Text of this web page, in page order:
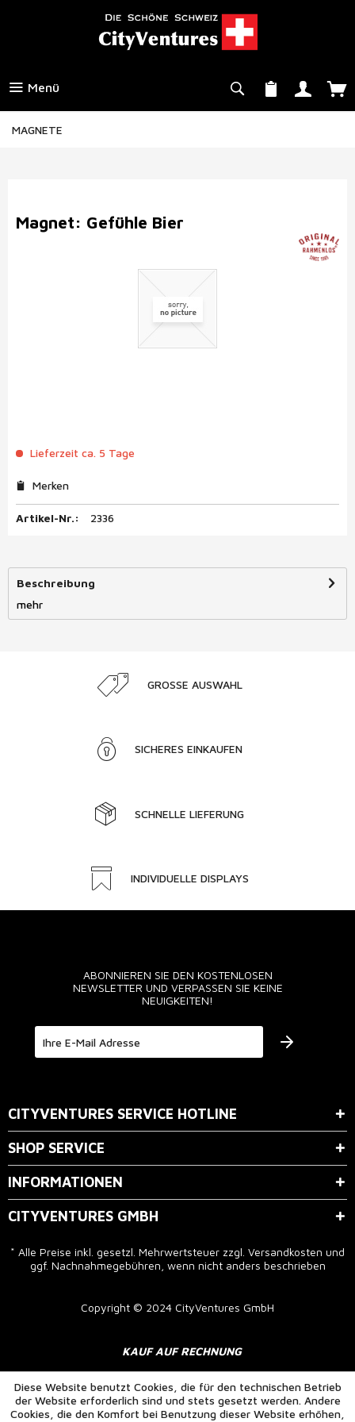
Menü
MAGNETE
Magnet: Gefühle Bier
Lieferzeit ca. 5 Tage
Merken
Artikel-Nr.: 2336
Beschreibung
mehr
GROSSE AUSWAHL
SICHERES EINKAUFEN
SCHNELLE LIEFERUNG
INDIVIDUELLE DISPLAYS
ABONNIEREN SIE DEN KOSTENLOSEN
NEWSLETTER UND VERPASSEN SIE KEINE
NEUIGKEITEN!
CITYVENTURES SERVICE HOTLINE
SHOP SERVICE
INFORMATIONEN
CITYVENTURES GMBH
* Alle Preise inkl. gesetzl. Mehrwertsteuer zzgl. Versandkosten und
ggf. Nachnahmegebühren, wenn nicht anders beschrieben
Copyright © 2024 CityVentures GmbH
KAUF AUF RECHNUNG
Diese Website benutzt Cookies, die für den technischen Betrieb
der Website erforderlich sind und stets gesetzt werden. Andere
Cookies, die den Komfort bei Benutzung dieser Website erhöhen,